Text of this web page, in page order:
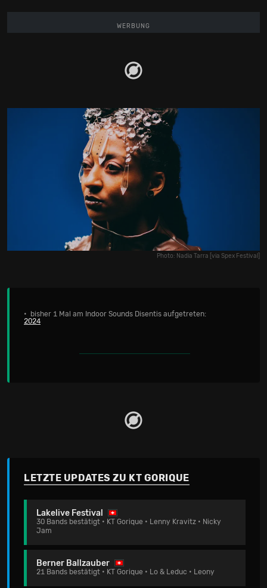
WERBUNG
Photo: Nadia Tarra [via Spex Festival]
• bisher 1 Mal am Indoor Sounds Disentis aufgetreten:
2024
LETZTE UPDATES ZU KT GORIQUE
Lakelive Festival
30 Bands bestätigt • KT Gorique • Lenny Kravitz • Nicky
Jam
Berner Ballzauber
21 Bands bestätigt • KT Gorique • Lo & Leduc • Leony